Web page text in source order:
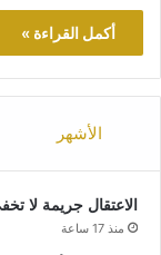
أكمل القراءة »
الأشهر
الاعتقال جريمة لا
منذ 17 ساعة